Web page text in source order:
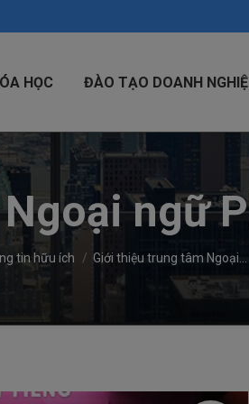
HỌC ĐÀO TẠO DOANH
ngữ
tin hữu ích Giới thiệu trung tâm Ngoại…